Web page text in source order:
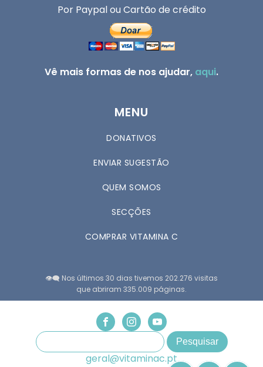
Por Paypal ou Cartão de crédito
Vê mais formas de nos ajudar, aqui.
MENU
DONATIVOS
ENVIAR SUGESTÃO
QUEM SOMOS
SECÇÕES
COMPRAR VITAMINA C
👁️‍🗨️ Nos últimos 30 dias tivemos 202.276 visitas
que abriram 335.009 páginas.
geral@vitaminac.pt